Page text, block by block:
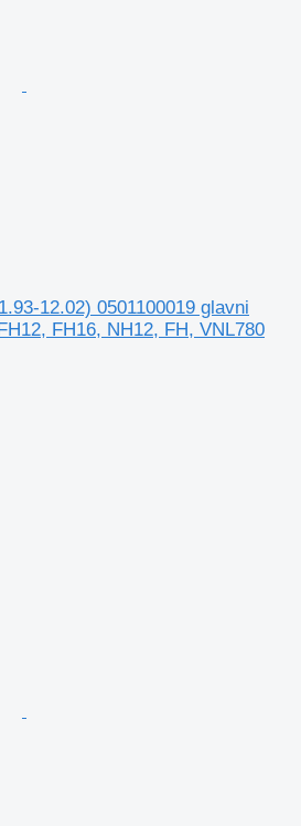
12.02) 0501100019 glavni
FH16, NH12, FH, VNL780